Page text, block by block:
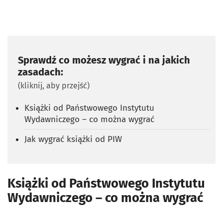
Sprawdź co możesz wygrać i na jakich
zasadach:
(kliknij, aby przejść)
Książki od Państwowego Instytutu
Wydawniczego – co można wygrać
Jak wygrać książki od PIW
Książki od Państwowego Instytutu
Wydawniczego – co można wygrać